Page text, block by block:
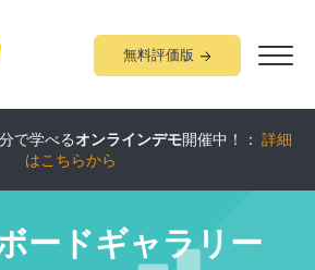
無料評価版
で学べるオンラインデモ
ードギャラリー